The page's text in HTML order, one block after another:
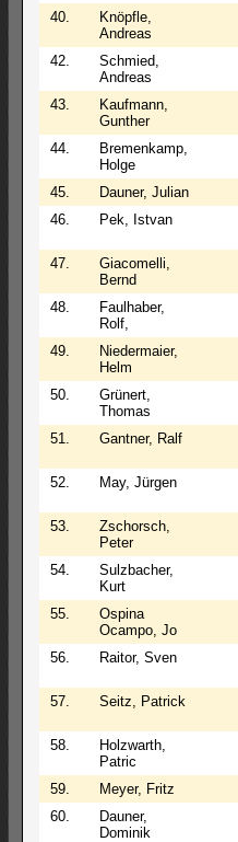
40.
Knöpfle,
Andreas
42.
Schmied,
Andreas
43.
Kaufmann,
Gunther
44.
Bremenkamp,
Holge
45. Dauner, Julian
46.
Pek, Istvan
47.
Giacomelli,
Bernd
48.
Faulhaber,
Rolf,
49.
Niedermaier,
Helm
50.
Grünert,
Thomas
51. Gantner, Ralf
52. May, Jürgen
53.
Zschorsch,
Peter
54.
Sulzbacher,
Kurt
55.
Ospina
Ocampo, Jo
56. Raitor, Sven
57. Seitz, Patrick
58.
Holzwarth,
Patric
59. Meyer, Fritz
60.
Dauner,
Dominik